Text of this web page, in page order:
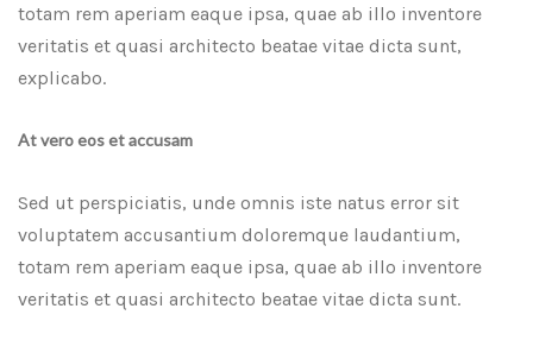
totam rem aperiam eaque ipsa, quae ab illo inventore
veritatis et quasi architecto beatae vitae dicta sunt,
explicabo.
At vero eos et accusam
Sed ut perspiciatis, unde omnis iste natus error sit
voluptatem accusantium doloremque laudantium,
totam rem aperiam eaque ipsa, quae ab illo inventore
veritatis et quasi architecto beatae vitae dicta sunt.